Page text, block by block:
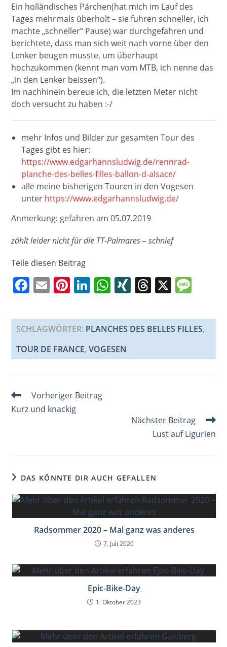
Ein holländisches Pärchen(hat mich im Lauf des
Tages mehrmals überholt – sie fuhren schneller, ich
machte „schneller“ Pause) war durchgefahren und
berichtete, dass man sich weit nach vorne über den
Lenker beugen musste, um überhaupt
hochzukommen (kennt man vom MTB, ich nenne das
„in den Lenker beissen“).
Im nachhinein bereue ich, die letzten Meter nicht
doch versucht zu haben :-/
mehr Infos und Bilder zur gesamten Tour des
Tages gibt es hier:
https://www.edgarhannsludwig.de/rennrad-
planche-des-belles-filles-ballon-d-alsace/
alle meine bisherigen Touren in den Vogesen
unter https://www.edgarhannsludwig.de/
Anmerkung: gefahren am 05.07.2019
zählt leider nicht für die TT-Palmares – schnief
Teile diesen Beitrag
F
c
e
b
o
k
E
ai
l
Pi
er
e
st
Li
k
e
dI
n
W
at
s
A
p
XI
G
T
re
a
s
X
ss
a
e
SCHLAGWÖRTER: PLANCHES DES BELLES FILLES,
TOUR DE FRANCE, VOGESEN
Weitere
Artikel
ansehen
Vorheriger Beitrag
Kurz und knackig
Nächster Beitrag
Lust auf Ligurien
DAS KÖNNTE DIR AUCH GEFALLEN
Radsommer 2020 – Mal ganz was anderes
7. Juli 2020
Epic-Bike-Day
1. Oktober 2023